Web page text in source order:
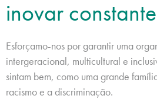
inovar
Esforçamo-nos por garantir uma
intergeracional, multicultural e
sintam bem, como uma grande
racismo e a discriminação.